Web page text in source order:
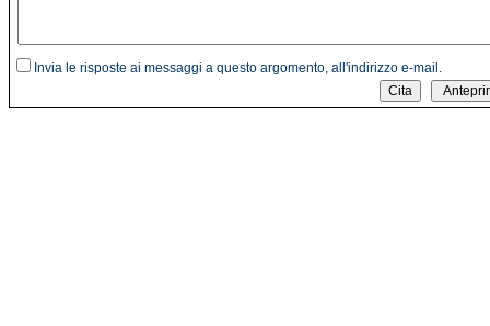
Invia le risposte ai messaggi a questo argomento, all'indirizzo e-mail.